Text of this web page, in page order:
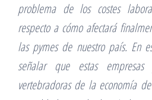
problema de los costes
respecto a cómo afectará
las pymes de nuestro país. En
señalar que estas empresas
vertebradoras de la economía